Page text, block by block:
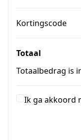
Kortingscode
Totaal
Totaalbedrag is
Ik ga akkoord